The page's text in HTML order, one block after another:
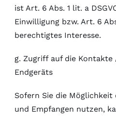
ist Art. 6 Abs. 1 lit. a
Einwilligung bzw. Art. 6
berechtigtes Interesse.
g. Zugriff auf die
Endgeräts
Sofern Sie die Möglichkeit
und Empfangen nutzen,